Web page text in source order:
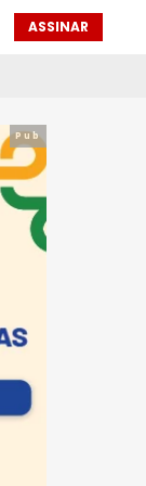
ASSINAR
Pub